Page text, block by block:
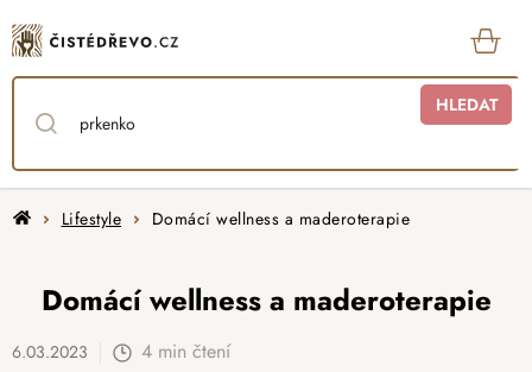
na
obsah
HLEDAT
DomůLifestyle Domácí wellness a maderoterapie
Domácí wellness a maderoterapie
6.03.2023 4 min čtení